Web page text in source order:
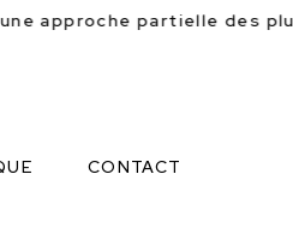
plus de 2500 pièces
CONTACT